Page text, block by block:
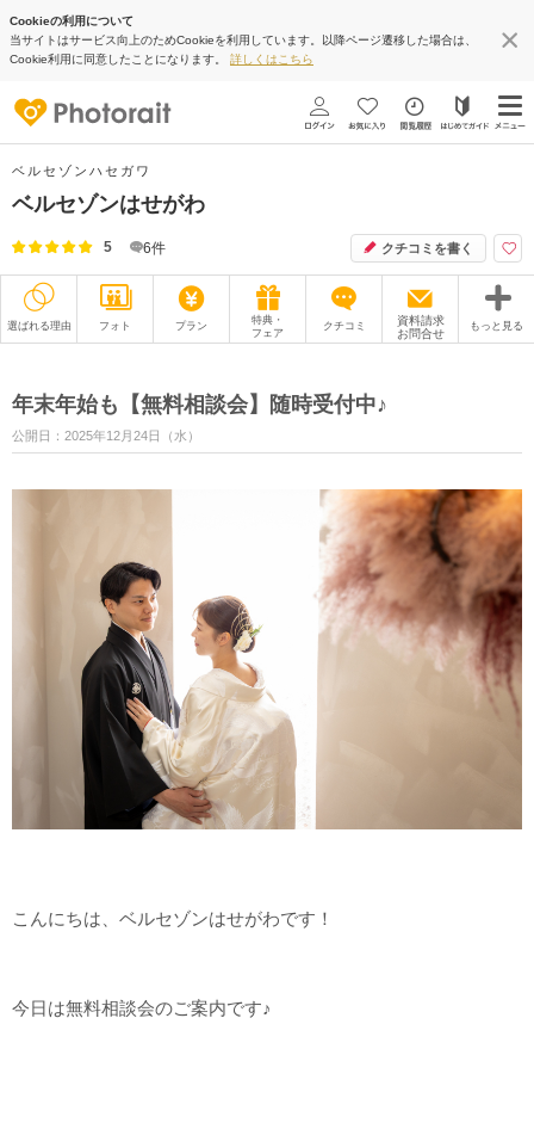
Cookieの利用について
当サイトはサービス向上のためCookieを利用しています。以降ページ遷移した場合は、
Cookie利用に同意したことになります。 詳しくはこちら
ベルセゾンハセガワ
ベルセゾンはせがわ
5 6件 クチコミを書く
選ばれる理由 フォト プラン
特典・
フェア
クチコミ
資料請求
お問合せ
もっと見る
衣装 ムービー
スタジオトップ
年末年始も【無料相談会】随時受付中♪
公開日：2025年12月24日（水）
こんにちは、ベルセゾンはせがわです！
今日は無料相談会のご案内です♪